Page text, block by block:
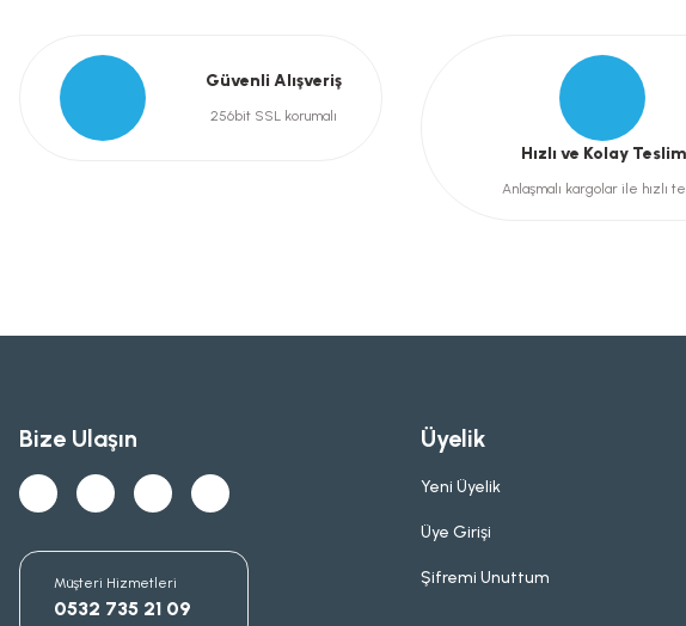
Güvenli Alışveriş
256bit SSL korumalı
Hızlı ve Kolay
Anlaşmalı kargolar ile hızlı
Bize Ulaşın
Müşteri Hizmetleri
0532 735 21 09
Üyelik
Yeni Üyelik
Üye Girişi
Şifremi Unuttum